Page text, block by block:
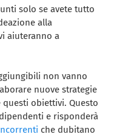
solo se avete tutto
alla
aiuteranno a
non vanno
nuove strategie
questi obiettivi. Questo
e risponderà
che dubitano